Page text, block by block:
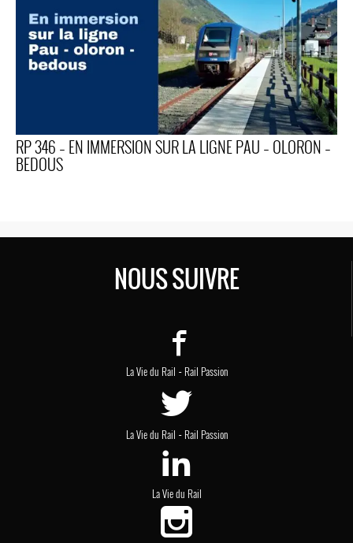
RP 346 – EN IMMERSION SUR LA LIGNE PAU – OLORON –
BEDOUS
NOUS SUIVRE
La Vie du Rail - Rail Passion
La Vie du Rail - Rail Passion
La Vie du Rail